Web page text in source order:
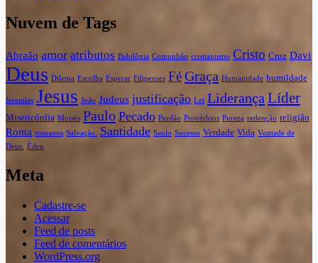
Nuvem de Tags
Abraão amor atributos Babilônia Comunhão cristianismo Cristo Cruz Davi
Deus Dilema Escolha Esperar Filipenses FéGraça Humanidade humildade
Jeremias Jesus João Judeus justificação Lei Liderança Líder
Misericórdia Moisés Paulo Pecado Perdão Provérbios Pureza redenção religião
Roma romanos Salvação. Santidade Saulo Sucesso Verdade Vida Vontade de
Deus.
Éden
Meta
Cadastre-se
Acessar
Feed de posts
Feed de comentários
WordPress.org